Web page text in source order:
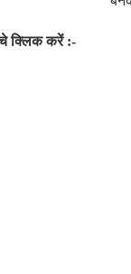
क्लिक करें :-